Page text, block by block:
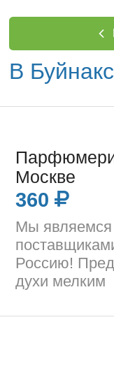
В
Москве
360
Мы
Россию!
духи мелким